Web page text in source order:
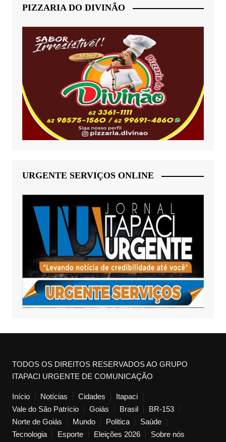
PIZZARIA DO DIVINÃO
URGENTE SERVIÇOS ONLINE
TODOS OS DIREITOS RESERVADOS AO GRUPO
ITAPACI URGENTE DE COMUNICAÇÃO
Início Notícias Cidades
Itapaci
Vale do São Patrício
Goiás Brasil
BR-153
Norte de Goiás
Mundo Politica
Saúde
Tecnologia
Esporte Eleições 2026 Sobre nós